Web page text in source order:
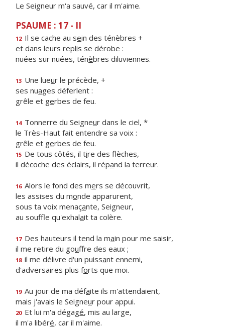
Le Seigneur m'a sauvé, car il m'aime.
PSAUME : 17 - II
12 Il se cache au sein des ténèbres +
et dans leurs replis se dérobe :
nuées sur nuées, ténèbres diluviennes.
13 Une lueur le précède, +
ses nuages déferlent :
grêle et gerbes de feu.
14 Tonnerre du Seigneur dans le ciel, *
le Très-Haut fait entendre sa voix :
grêle et gerbes de feu.
15 De tous côtés, il tire des flèches,
il décoche des éclairs, il répand la terreur.
16 Alors le fond des mers se découvrit,
les assises du monde apparurent,
sous ta voix menaçante, Seigneur,
au souffle qu'exhalait ta colère.
17 Des hauteurs il tend la main pour me saisir,
il me retire du gouffre des eaux ;
18 il me délivre d'un puissant ennemi,
d'adversaires plus forts que moi.
19 Au jour de ma défaite ils m'attendaient,
mais j'avais le Seigneur pour appui.
20 Et lui m'a dégagé, mis au large,
il m'a libéré, car il m'aime.